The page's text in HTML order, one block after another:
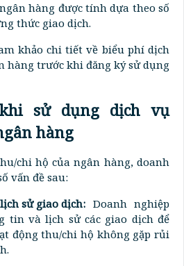
hàng được tính dựa theo số
thức giao dịch.
khảo chi tiết về biểu phí dịch
hàng trước khi đăng ký sử dụng
sử dụng dịch vụ
hàng
chi hộ của ngân hàng, doanh
vấn đề sau:
sử giao dịch: Doanh nghiệp
tin và lịch sử các giao dịch để
động thu/chi hộ không gặp rủi